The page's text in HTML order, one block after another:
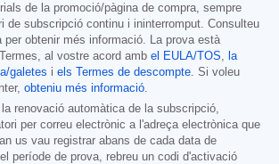
de la promoció/pàgina de compra, sempre
de subscripció continu i ininterromput. Consulteu
per obtenir més informació. La prova està
al vostre acord amb el EULA/TOS
la
galetes i els Termes de descompte . Si voleu
obteniu més informació
renovació automàtica de la subscripció,
per correu electrònic a l'adreça electrònica que
us vau registrar abans de cada data de
període de prova, rebreu un codi d'activació